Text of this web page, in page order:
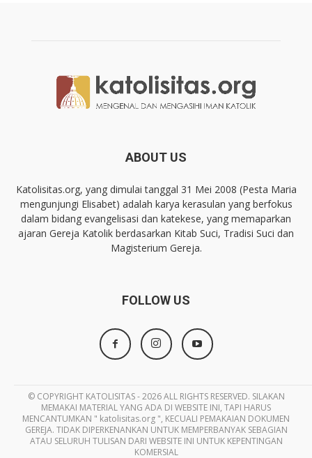
ABOUT US
Katolisitas.org, yang dimulai tanggal 31 Mei 2008 (Pesta Maria
mengunjungi Elisabet) adalah karya kerasulan yang berfokus
dalam bidang evangelisasi dan katekese, yang memaparkan
ajaran Gereja Katolik berdasarkan Kitab Suci, Tradisi Suci dan
Magisterium Gereja.
FOLLOW US
© COPYRIGHT KATOLISITAS - 2026 ALL RIGHTS RESERVED. SILAKAN
MEMAKAI MATERIAL YANG ADA DI WEBSITE INI, TAPI HARUS
MENCANTUMKAN " katolisitas.org ", KECUALI PEMAKAIAN DOKUMEN
GEREJA. TIDAK DIPERKENANKAN UNTUK MEMPERBANYAK SEBAGIAN
ATAU SELURUH TULISAN DARI WEBSITE INI UNTUK KEPENTINGAN
KOMERSIAL